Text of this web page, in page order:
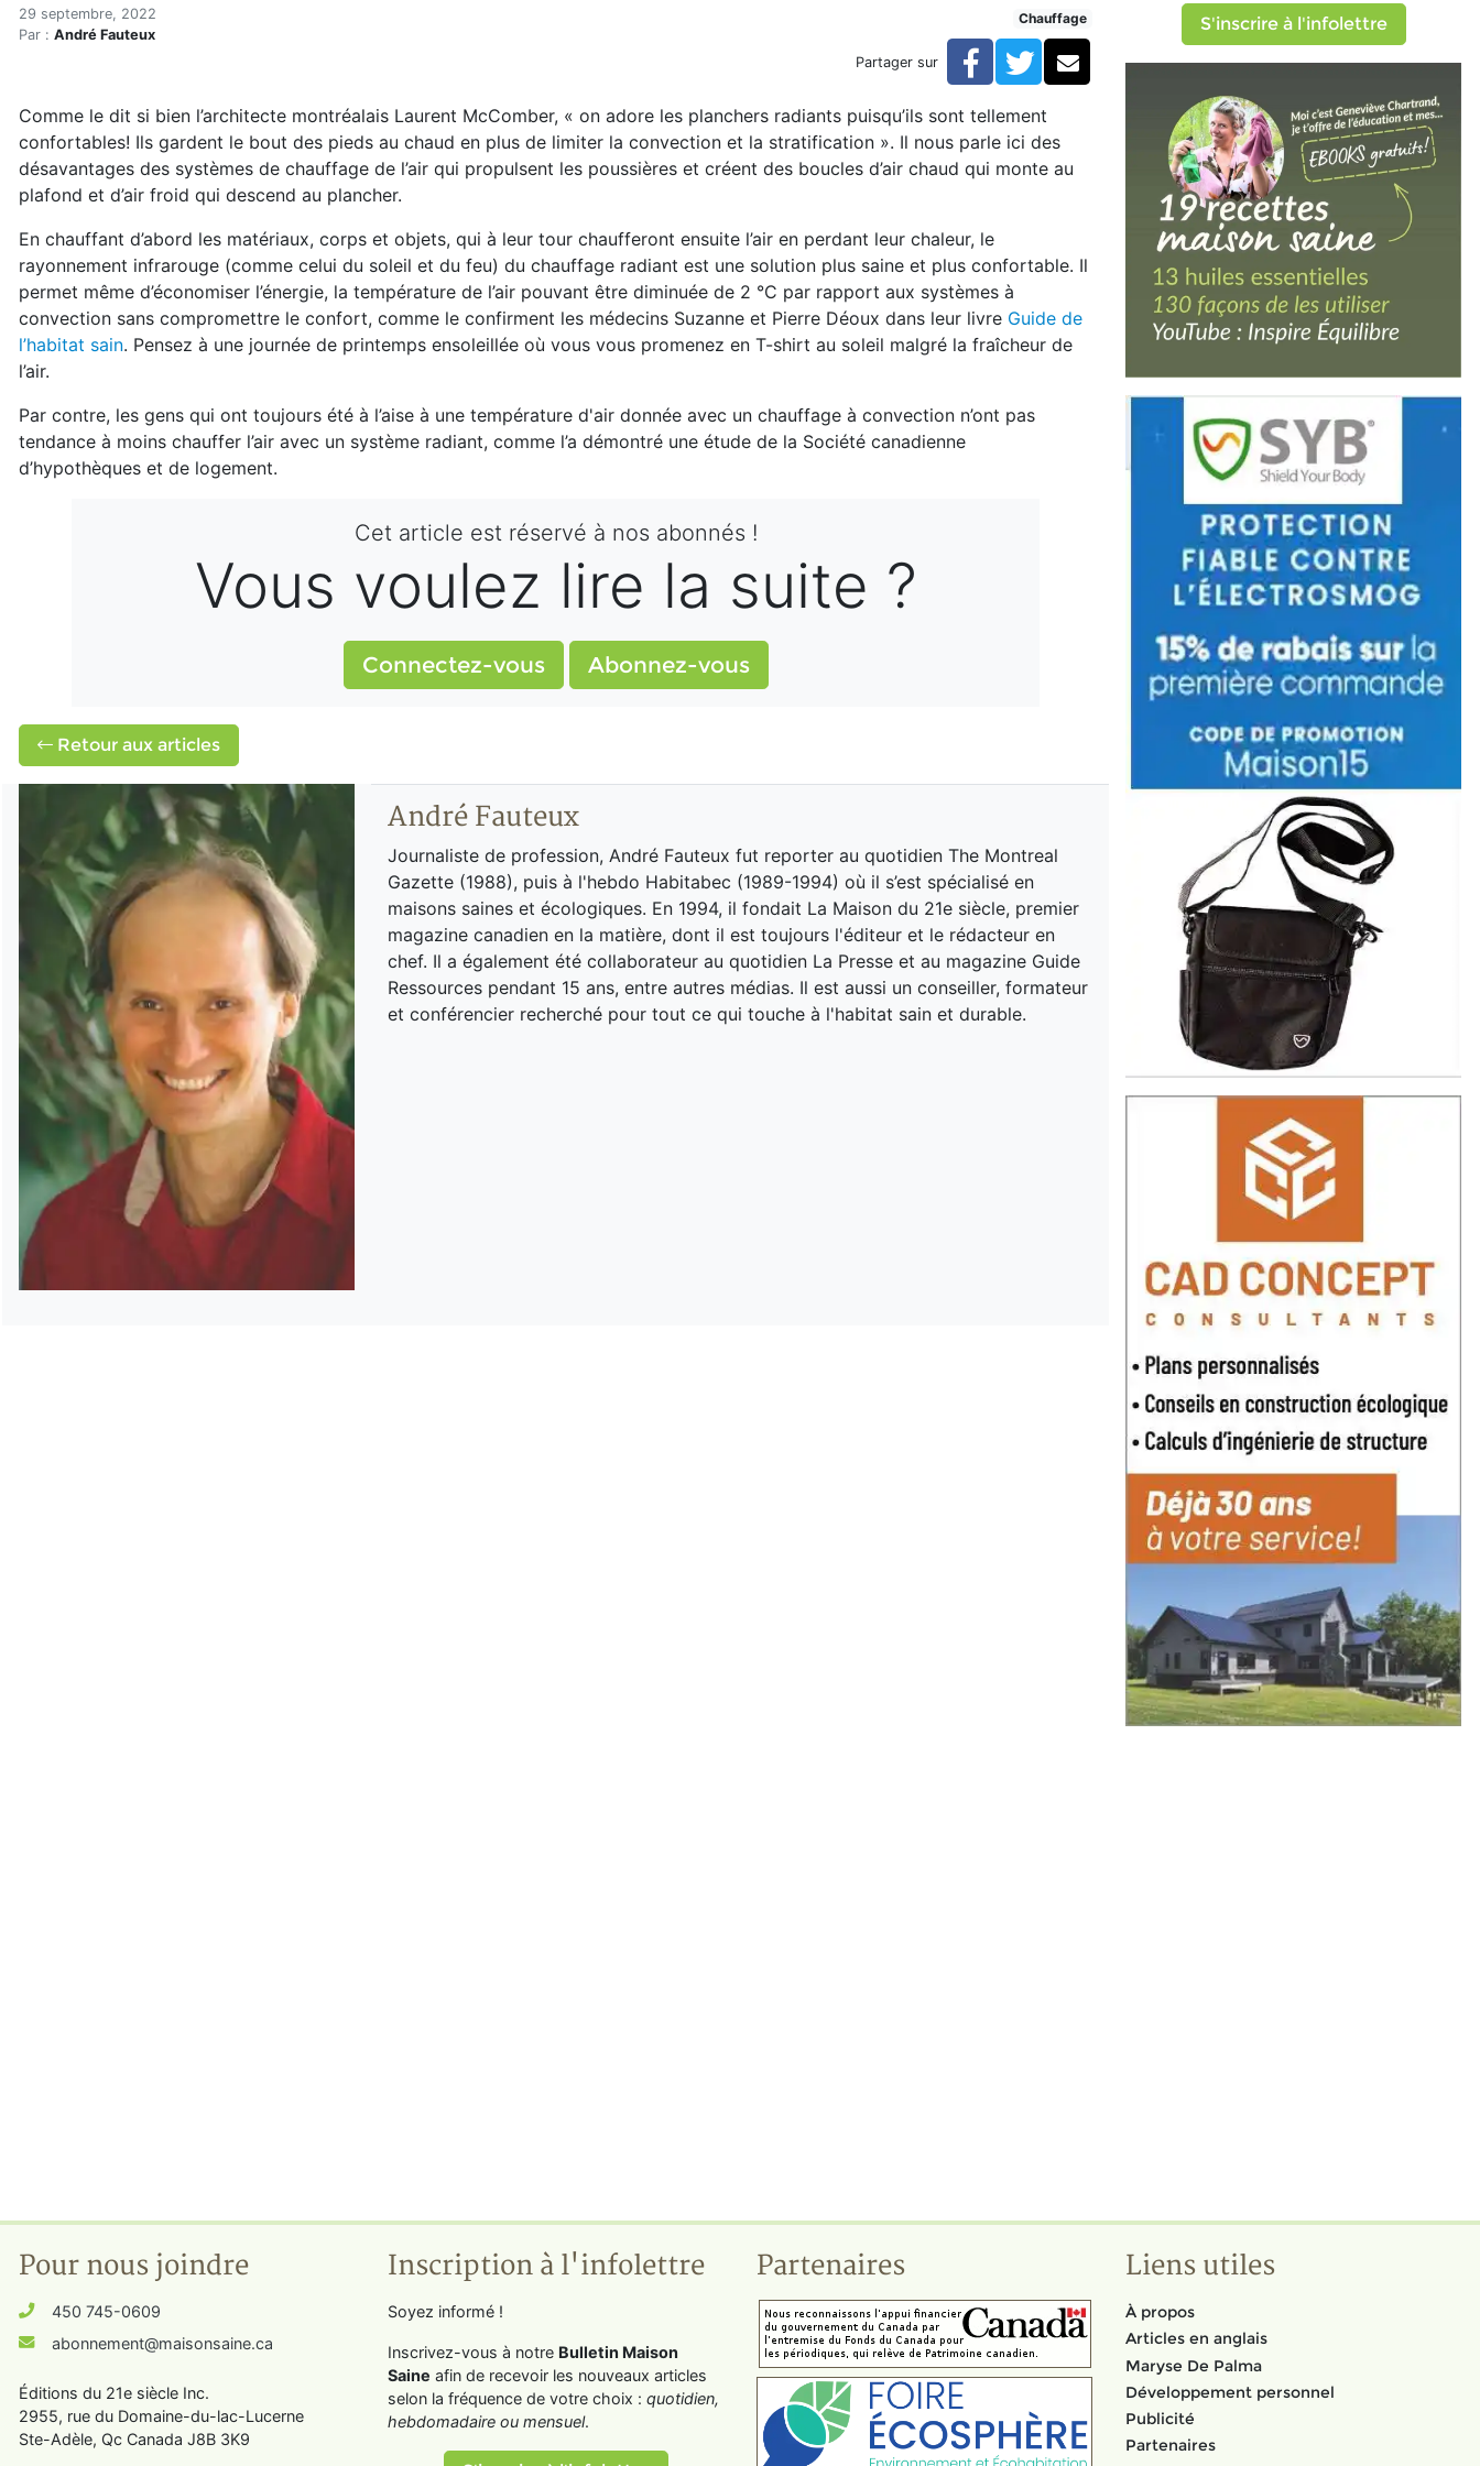
Accueil
Articles
Chauffage radiant : en a-t-on vraiment besoin? (réservé)
29 septembre, 2022
Par : André Fauteux
Chauffage
Partager sur Facebook
TwitterCourriel
Comme le dit si bien l’architecte montréalais Laurent McComber, « on adore les planchers radiants puisqu’ils sont tellement
confortables! Ils gardent le bout des pieds au chaud en plus de limiter la convection et la stratification ». Il nous parle ici des
désavantages des systèmes de chauffage de l’air qui propulsent les poussières et créent des boucles d’air chaud qui monte au
plafond et d’air froid qui descend au plancher.
En chauffant d’abord les matériaux, corps et objets, qui à leur tour chaufferont ensuite l’air en perdant leur chaleur, le
rayonnement infrarouge (comme celui du soleil et du feu) du chauffage radiant est une solution plus saine et plus confortable. Il
permet même d’économiser l’énergie, la température de l’air pouvant être diminuée de 2 °C par rapport aux systèmes à
convection sans compromettre le confort, comme le confirment les médecins Suzanne et Pierre Déoux dans leur livre Guide de
l’habitat sain. Pensez à une journée de printemps ensoleillée où vous vous promenez en T-shirt au soleil malgré la fraîcheur de
l’air.
Par contre, les gens qui ont toujours été à l’aise à une température d'air donnée avec un chauffage à convection n’ont pas
tendance à moins chauffer l’air avec un système radiant, comme l’a démontré une étude de la Société canadienne
d’hypothèques et de logement.
Cet article est réservé à nos abonnés !
Vous voulez lire la suite ?
Connectez-vous Abonnez-vous
Retour aux articles
André Fauteux
Journaliste de profession, André Fauteux fut reporter au quotidien The Montreal
Gazette (1988), puis à l'hebdo Habitabec (1989-1994) où il s’est spécialisé en
maisons saines et écologiques. En 1994, il fondait La Maison du 21e siècle, premier
magazine canadien en la matière, dont il est toujours l'éditeur et le rédacteur en
chef. Il a également été collaborateur au quotidien La Presse et au magazine Guide
Ressources pendant 15 ans, entre autres médias. Il est aussi un conseiller, formateur
et conférencier recherché pour tout ce qui touche à l'habitat sain et durable.
S'inscrire à l'infolettre
Pour nous joindre
450 745-0609
abonnement@maisonsaine.ca
Éditions du 21e siècle Inc.
2955, rue du Domaine-du-lac-Lucerne
Ste-Adèle, Qc Canada J8B 3K9
Inscription à l'infolettre
Soyez informé !
Inscrivez-vous à notre Bulletin Maison
Saine afin de recevoir les nouveaux articles
selon la fréquence de votre choix : quotidien,
hebdomadaire ou mensuel.
Partenaires Liens utiles
À propos
Articles en anglais
Maryse De Palma
Développement personnel
Publicité
Partenaires